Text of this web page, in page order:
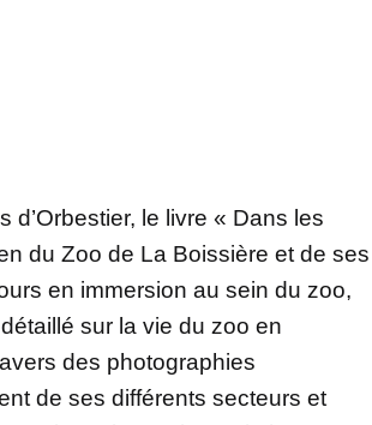
le livre « Dans les
du Zoo de La Boissière et de ses
en immersion au sein du zoo,
sur la vie du zoo en
des photographies
de ses différents secteurs et